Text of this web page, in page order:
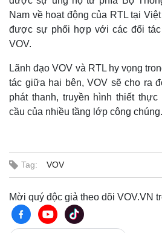
Nam về hoạt động của RTL tại
được sự phối hợp với các đối tác
VOV.
Lãnh đạo VOV và RTL hy vọng
tác giữa hai bên, VOV sẽ cho ra
phát thanh, truyền hình thiết
cầu của nhiều tầng lớp công
Tag: VOV
Mời quý độc giả theo dõi VOV.VN